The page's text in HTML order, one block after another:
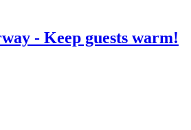
- Keep guests warm!